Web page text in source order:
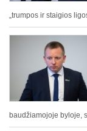
„trumpos ir staigios
baudžiamojoje byloje,